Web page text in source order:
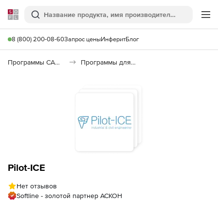
Softline
Поиск
8 (800) 200-08-60Запрос ценыИнферитБлог
Программы САПР и ГИС Программы для документооборота
Pilot-ICE
Нет отзывов
Softline - золотой партнер АСКОН